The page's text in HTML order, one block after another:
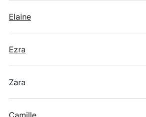
Elaine
Ezra
Zara
Camille